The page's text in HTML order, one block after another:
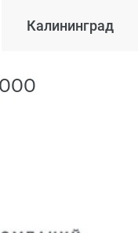
Калининград